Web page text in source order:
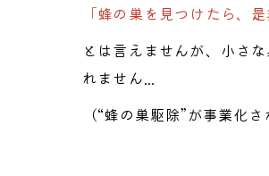
「蜂の巣を見つけたら、
とは言えませんが、小さ
れません...
（“蜂の巣駆除”が事業化